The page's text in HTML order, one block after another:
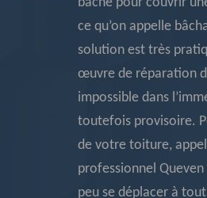
ce qu’on appelle
solution est très
œuvre de réparation
impossible dans
toutefois provisoire.
de votre toiture,
professionnel
peu se déplacer à